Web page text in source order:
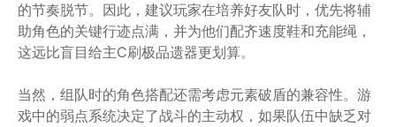
的节奏脱节。因此，建议玩家在培养好友队时，优先将辅
助角色的关键行迹点满，并为他们配齐速度鞋和充能绳，
这远比盲目给主C刷极品遗器更划算。
当然，组队时的角色搭配还需考虑元素破盾的兼容性。游
戏中的弱点系统决定了战斗的主动权，如果队伍中缺乏对